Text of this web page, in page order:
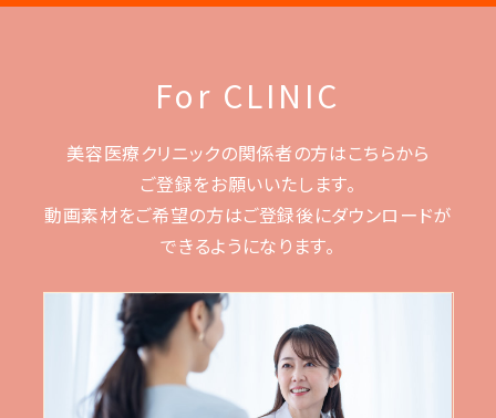
For CLINIC
美容医療クリニックの関係者の方はこちらから
ご登録をお願いいたします。
動画素材をご希望の方はご登録後にダウンロードが
できるようになります。